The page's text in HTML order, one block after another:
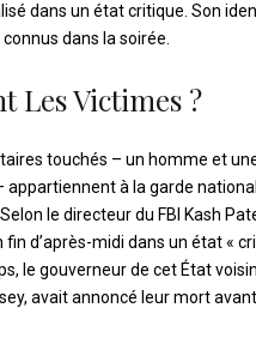
dans un état critique. Son
connus dans la soirée.
Les Victimes ?
touchés – un homme et
appartiennent à la garde
le directeur du FBI Kash
d’après-midi dans un état «
le gouverneur de cet État
avait annoncé leur mort